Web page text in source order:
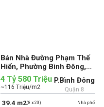
Bán Nhà Đường Phạm Thế
Hiển, Phường Bình Đông,
Quận 8 (cũ)
Nhà phố
39.4 m2(8 x 20)
4 Tỷ 580 Triệu
~116 Triệu/m2
P.Bình Đông
Quận 8